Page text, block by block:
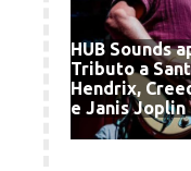
HUB Sounds
Tributo a
Hendrix,
e Janis Joplin